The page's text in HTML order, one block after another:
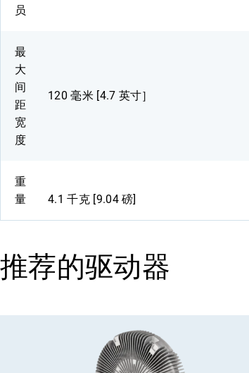
员
最
大
间
距
宽
度
120 毫米 [4.7 英寸］
重
量
4.1 千克 [9.04 磅]
推荐的驱动器